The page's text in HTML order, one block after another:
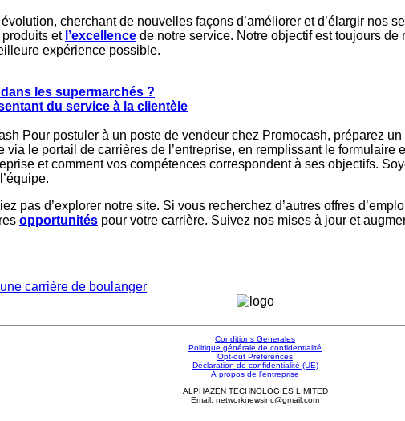
cherchant de nouvelles façons d’améliorer et d’élargir nos
et l’excellence de notre service. Notre objectif est toujours
expérience possible.
les supermarchés ?
du service à la clientèle
Pour postuler à un poste de vendeur chez Promocash, préparez un
le portail de carrières de l’entreprise, en remplissant le formulaire
et comment vos compétences correspondent à ses objectifs.
pas d’explorer notre site. Si vous recherchez d’autres offres
opportunités pour votre carrière. Suivez nos mises à jour et
carrière de boulanger
Conditions Generales
Politique générale de confidentialité
Opt-out Preferences
Déclaration de confidentialité (UE)
À propos de l'entreprise
ALPHAZEN TECHNOLOGIES LIMITED
Email: networknewsinc@gmail.com